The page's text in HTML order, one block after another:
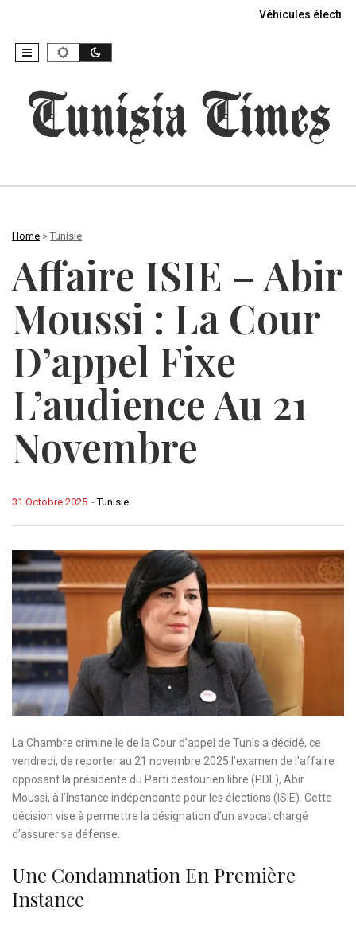
Véhicules
Home > Tunisie
Affaire ISIE – Abir
Moussi : La Cour
D’appel Fixe
L’audience Au 21
Novembre
-Tunisie
31 Octobre 2025
La Chambre criminelle de la Cour d’appel de Tunis a décidé, ce
vendredi, de reporter au 21 novembre 2025 l’examen de l’affaire
opposant la présidente du Parti destourien libre (PDL), Abir
Moussi, à l’Instance indépendante pour les élections (ISIE). Cette
décision vise à permettre la désignation d’un avocat chargé
d’assurer sa défense.
Une Condamnation En Première
Instance